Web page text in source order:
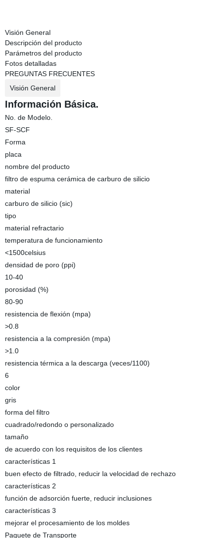
Visión General
Descripción del producto
Parámetros del producto
Fotos detalladas
PREGUNTAS FRECUENTES
Visión General
Información Básica.
No. de Modelo.
SF-SCF
Forma
placa
nombre del producto
filtro de espuma cerámica de carburo de silicio
material
carburo de silicio (sic)
tipo
material refractario
temperatura de funcionamiento
<1500celsius
densidad de poro (ppi)
10-40
porosidad (%)
80-90
resistencia de flexión (mpa)
>0.8
resistencia a la compresión (mpa)
>1.0
resistencia térmica a la descarga (veces/1100)
6
color
gris
forma del filtro
cuadrado/redondo o personalizado
tamaño
de acuerdo con los requisitos de los clientes
características 1
buen efecto de filtrado, reducir la velocidad de rechazo
características 2
función de adsorción fuerte, reducir inclusiones
características 3
mejorar el procesamiento de los moldes
Paquete de Transporte